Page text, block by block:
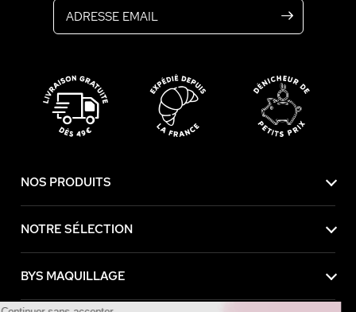
NOS PRODUITS
NOTRE SÉLECTION
BYS MAQUILLAGE